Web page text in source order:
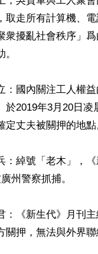
取走所有計算機、
衆擾亂社會秩序」
：國內關注工人權
於2019年3月20日
定丈夫被關押的地點
：綽號「老木」，
州警察抓捕。
：《新生代》月刊
關押，無法與外界聯